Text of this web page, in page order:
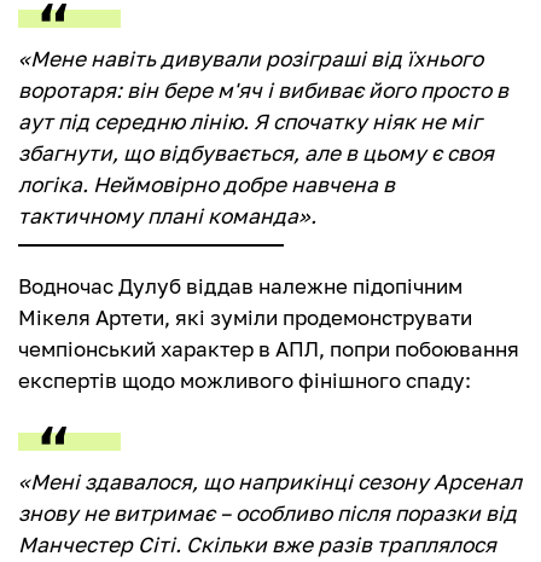
«Мене навіть дивували розіграші від їхнього
воротаря: він бере м'яч і вибиває його просто в
аут під середню лінію. Я спочатку ніяк не міг
збагнути, що відбувається, але в цьому є своя
логіка. Неймовірно добре навчена в
тактичному плані команда».
Водночас Дулуб віддав належне підопічним
Мікеля Артети, які зуміли продемонструвати
чемпіонський характер в АПЛ, попри побоювання
експертів щодо можливого фінішного спаду:
«Мені здавалося, що наприкінці сезону Арсенал
знову не витримає – особливо після поразки від
Манчестер Сіті. Скільки вже разів траплялося